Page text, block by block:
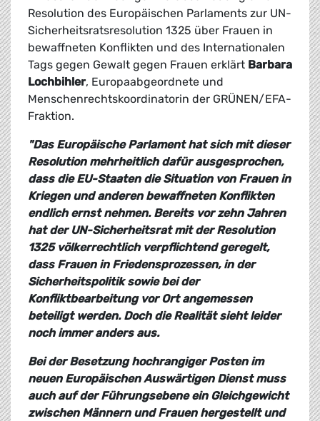
Resolution des Europäischen Parlaments zur UN-
Sicherheitsratsresolution 1325 über Frauen in
bewaffneten Konflikten und des Internationalen
Tags gegen Gewalt gegen Frauen erklärt Barbara
Lochbihler, Europaabgeordnete und
Menschenrechtskoordinatorin der GRÜNEN/EFA-
Fraktion.
"Das Europäische Parlament hat sich mit dieser
Resolution mehrheitlich dafür ausgesprochen,
dass die EU-Staaten die Situation von Frauen in
Kriegen und anderen bewaffneten Konflikten
endlich ernst nehmen. Bereits vor zehn Jahren
hat der UN-Sicherheitsrat mit der Resolution
1325 völkerrechtlich verpflichtend geregelt,
dass Frauen in Friedensprozessen, in der
Sicherheitspolitik sowie bei der
Konfliktbearbeitung vor Ort angemessen
beteiligt werden. Doch die Realität sieht leider
noch immer anders aus.
Bei der Besetzung hochrangiger Posten im
neuen Europäischen Auswärtigen Dienst muss
auch auf der Führungsebene ein Gleichgewicht
zwischen Männern und Frauen hergestellt und